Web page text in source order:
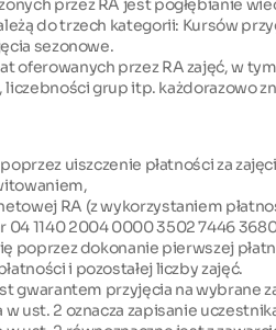
przez RA jest pogłębianie
do trzech kategorii: Kursów
sezonowe.
oferowanych przez RA zajęć, w
liczebności grup itp. każdorazowo
uiszczenie płatności za
RA (z wykorzystaniem
04 1140 2004 0000 3502 7446
poprzez dokonanie pierwszej
i pozostałej liczby zajęć.
gwarantem przyjęcia na wybrane
ust. 2 oznacza zapisanie